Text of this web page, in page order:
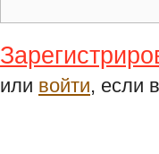
или войти, если